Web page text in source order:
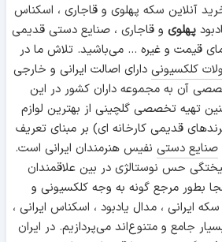
آنلاین سکه پهلوی و قاجاری ، اسکناس
پهلوی و قاجاری ، صنایع دستی قدیمی
قیمت و غیره ... می‌باشید. تلاش ما در
کلکسیونی دارای اصالت ایرانی و خارجی
آن به مجموعه داران کشور در این
تهیه تخصصی گلچینی از بهترین لوازم
قدیمی کارخانه ای) بر مبنای تعریف
صنایع دستی نفیس هنرمندان ایرانی است.
حس نوستالژی در بین علاقمندان
بطور مرجع گونه به وجه کلکسیونی و
ایرانی ، مدال یادبود ، اسکناس ایرانی ،
جامع و متنوع‌اند می‌پردازیم. در ایران